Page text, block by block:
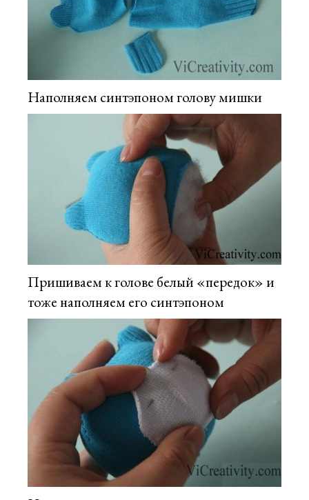
Наполняем синтэпоном голову мишки
Пришиваем к голове белый «передок» и
тоже наполняем его синтэпоном